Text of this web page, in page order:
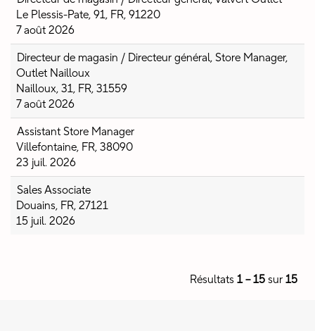
Le Plessis-Pate, 91, FR, 91220
7 août 2026
Directeur de magasin / Directeur général, Store Manager,
Outlet Nailloux
Nailloux, 31, FR, 31559
7 août 2026
Assistant Store Manager
Villefontaine, FR, 38090
23 juil. 2026
Sales Associate
Douains, FR, 27121
15 juil. 2026
Résultats 1 – 15 sur 15